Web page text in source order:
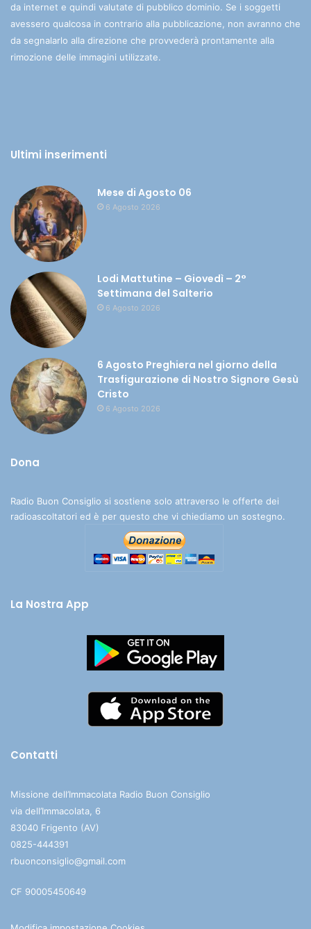
da internet e quindi valutate di pubblico dominio. Se i soggetti
avessero qualcosa in contrario alla pubblicazione, non avranno che
da segnalarlo alla direzione che provvederà prontamente alla
rimozione delle immagini utilizzate.
Ultimi inserimenti
Mese di Agosto 06
6 Agosto 2026
Lodi Mattutine – Giovedì – 2°
Settimana del Salterio
6 Agosto 2026
6 Agosto Preghiera nel giorno della
Trasfigurazione di Nostro Signore Gesù
Cristo
6 Agosto 2026
Dona
Radio Buon Consiglio si sostiene solo attraverso le offerte dei
radioascoltatori ed è per questo che vi chiediamo un sostegno.
La Nostra App
Contatti
Missione dell’Immacolata Radio Buon Consiglio
via dell’Immacolata, 6
83040 Frigento (AV)
0825-444391
rbuonconsiglio@gmail.com
CF 90005450649